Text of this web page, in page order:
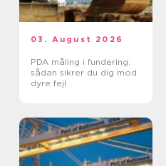
03. August 2026
PDA måling i fundering:
sådan sikrer du dig mod
dyre fejl